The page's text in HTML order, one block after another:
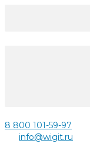
8 800 101-59-97
info@wigit.ru